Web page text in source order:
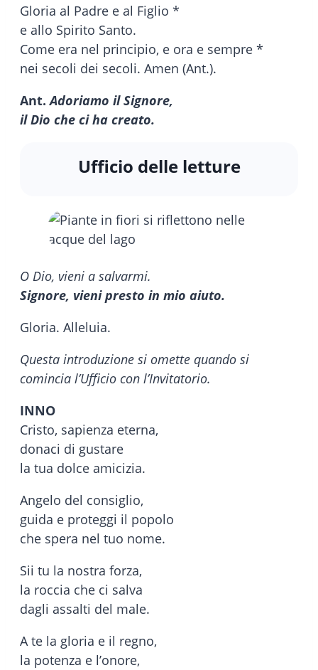
Gloria al Padre e al Figlio *
e allo Spirito Santo.
Come era nel principio, e ora e sempre *
nei secoli dei secoli. Amen (Ant.).
Ant.Adoriamo il Signore,
il Dio che ci ha creato.
Ufficio delle letture
O Dio, vieni a salvarmi.
Signore, vieni presto in mio aiuto.
Gloria. Alleluia.
Questa introduzione si omette quando si
comincia l’Ufficio con l’Invitatorio.
INNO
Cristo, sapienza eterna,
donaci di gustare
la tua dolce amicizia.
Angelo del consiglio,
guida e proteggi il popolo
che spera nel tuo nome.
Sii tu la nostra forza,
la roccia che ci salva
dagli assalti del male.
A te la gloria e il regno,
la potenza e l’onore,